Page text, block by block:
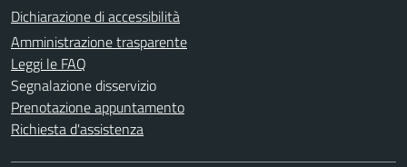
Dichiarazione di accessibilità
Amministrazione trasparente
Leggi le FAQ
Segnalazione disservizio
Prenotazione appuntamento
Richiesta d'assistenza